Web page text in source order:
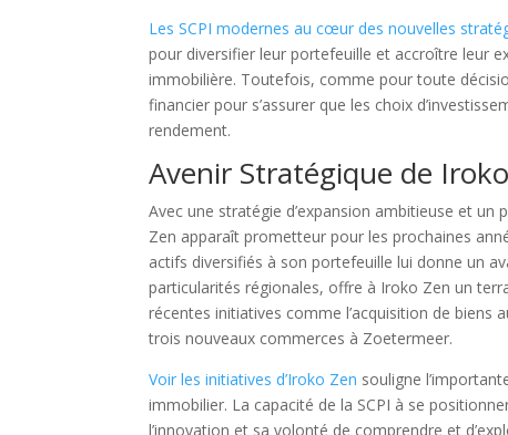
Les SCPI modernes au cœur des nouvelles
pour diversifier leur portefeuille et accroître leur
immobilière. Toutefois, comme pour toute
financier pour s’assurer que les choix
rendement.
Avenir Stratégique de
Avec une stratégie d’expansion ambitieuse et
Zen apparaît prometteur pour les prochaines
actifs diversifiés à son portefeuille lui donne un
particularités régionales, offre à Iroko Zen un
récentes initiatives comme l’acquisition de biens
trois nouveaux commerces à Zoetermeer.
Voir les initiatives d’Iroko Zen souligne
immobilier. La capacité de la SCPI à se
l’innovation et sa volonté de comprendre et